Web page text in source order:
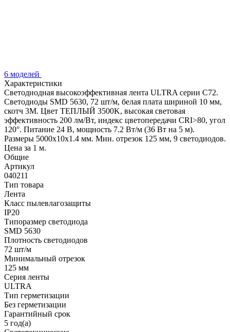
6 моделей
Характеристики
Светодиодная высокоэффективная лента ULTRA серии C72.
Светодиоды SMD 5630, 72 шт/м, белая плата шириной 10 мм,
скотч 3M. Цвет ТЕПЛЫЙ 3500K, высокая световая
эффективность 200 лм/Вт, индекс цветопередачи CRI>80, угол
120°. Питание 24 В, мощность 7.2 Вт/м (36 Вт на 5 м).
Размеры 5000x10x1.4 мм. Мин. отрезок 125 мм, 9 светодиодов.
Цена за 1 м.
Общие
Артикул
040211
Тип товара
Лента
Класс пылевлагозащиты
IP20
Типоразмер светодиода
SMD 5630
Плотность светодиодов
72 шт/м
Минимальный отрезок
125 мм
Серия ленты
ULTRA
Тип герметизации
Без герметизации
Гарантийный срок
5 год(а)